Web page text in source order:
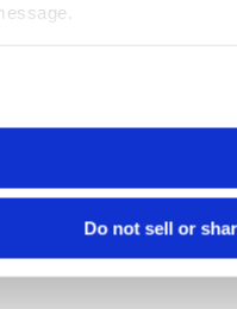
Do not sell or